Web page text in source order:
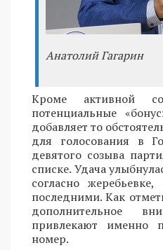
Анатолий Гагарин
Кроме активной
потенциальные
добавляет то
для голосования в
девятого созыва
списке. Удача
согласно
последними. Как
дополнительное
привлекают именно
номер.